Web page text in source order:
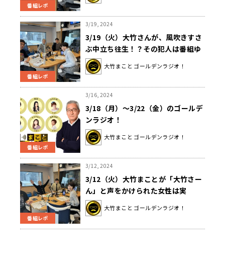
番組レポ
番組レポ
3/19, 2024
3/19（火）大竹さんが、風吹きすさ
ぶ中立ち往生！？その犯人は番組ゆ
かりのあの人でした！
大竹まこと ゴールデンラジオ！
番組レポ
3/16, 2024
3/18（月）～3/22（金）のゴールデ
ンラジオ！
大竹まこと ゴールデンラジオ！
番組レポ
3/12, 2024
3/12（火）大竹まことが「大竹さー
ん」と声をかけられた女性は実
は・・・？
大竹まこと ゴールデンラジオ！